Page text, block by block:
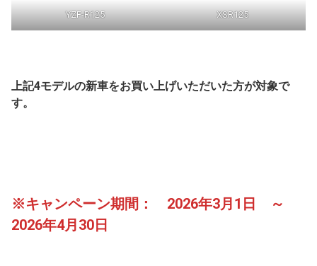
YZF-R125 XSR125
上記4モデルの新車をお買い上げいただいた方が対象で
す。
※キャンペーン期間： 2026年3月1日 ～
2026年4月30日